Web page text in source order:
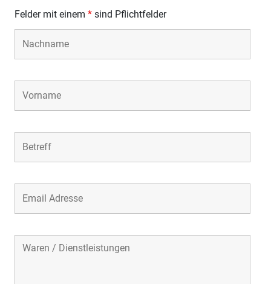
Felder mit einem * sind Pflichtfelder